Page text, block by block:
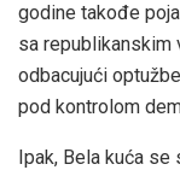
godine takođe
sa republikanskim
odbacujući
pod kontrolom
Ipak, Bela kuća